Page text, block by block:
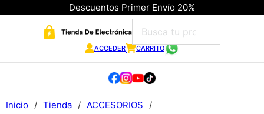
Descuentos Primer Envío 20%
ACCEDER CARRITO
Inicio / Tienda / ACCESORIOS
/